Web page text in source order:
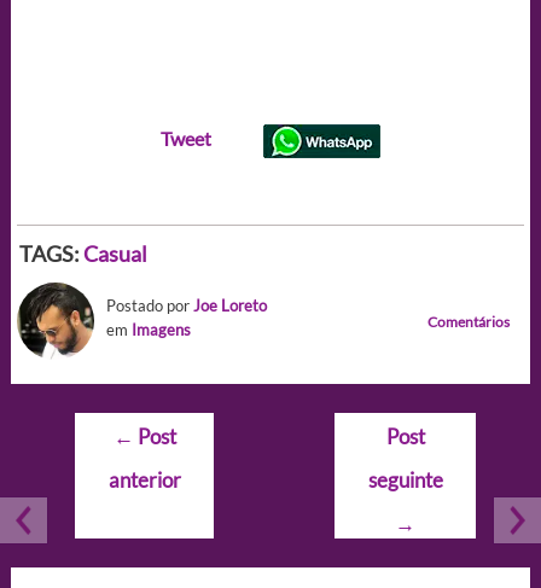
Tweet
TAGS:Casual
Postado porJoe Loreto
em Imagens Comentários
Navegação
Post
← Post
anterior
Post
seguinte
→